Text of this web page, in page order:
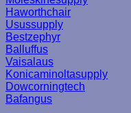
Haworthchair
Usussupply
Bestzephyr
Balluffus
Vaisalaus
Konicaminoltasupply
Dowcorningtech
Bafangus